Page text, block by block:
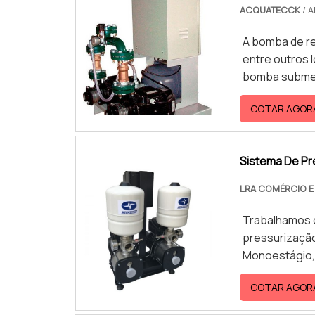
ACQUATECCK/
A bomba de
entre outros
bomba
água de
é coletada
topo. Nesse
COTAR
Sistema De
LRA COMÉRCIO
COTAR